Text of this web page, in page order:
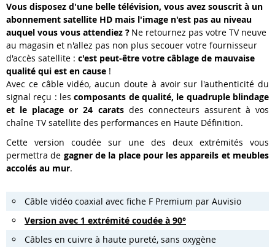
Vous disposez d'une belle télévision, vous avez souscrit à un
abonnement satellite HD mais l'image n'est pas au niveau
auquel vous vous attendiez ? Ne retournez pas votre TV neuve
au magasin et n'allez pas non plus secouer votre fournisseur
d'accès satellite : c'est peut-être votre câblage de mauvaise
qualité qui est en cause !
Avec ce câble vidéo, aucun doute à avoir sur l'authenticité du
signal reçu : lescomposants de qualité, le quadruple blindage
et le placage or 24 caratsdes connecteurs assurent à vos
chaîne TV satellite des performances en Haute Définition.
Cette version coudée sur une des deux extrémités vous
permettra de gagner de la place pour les appareils et meubles
accolés au mur.
Câble vidéo coaxial avec fiche F Premium par Auvisio
Version avec 1 extrémité coudée à 90°
Câbles en cuivre à haute pureté, sans oxygène